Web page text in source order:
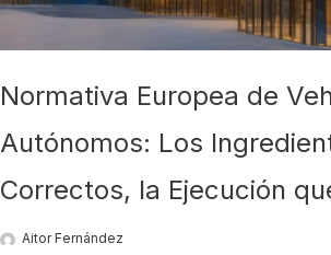
Normativa Europea de
Autónomos: Los
Correctos, la Ejecución
Aitor Fernández